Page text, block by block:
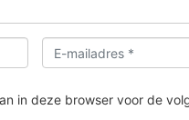
in deze browser voor de